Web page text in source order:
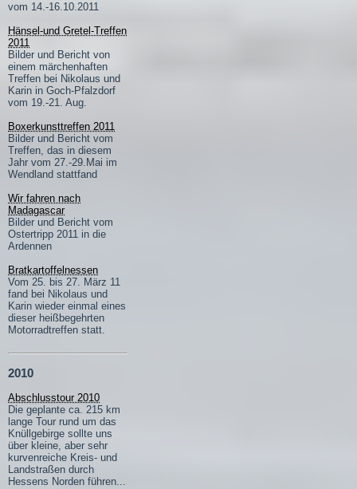
vom 14.-16.10.2011
Hänsel-und Gretel-Treffen
2011
Bilder und Bericht von
einem märchenhaften
Treffen bei Nikolaus und
Karin in Goch-Pfalzdorf
vom 19.-21. Aug.
Boxerkunsttreffen 2011
Bilder und Bericht vom
Treffen, das in diesem
Jahr vom 27.-29.Mai im
Wendland stattfand
Wir fahren nach
Madagascar
Bilder und Bericht vom
Ostertripp 2011 in die
Ardennen
Bratkartoffelnessen
Vom 25. bis 27. März 11
fand bei Nikolaus und
Karin wieder einmal eines
dieser heißbegehrten
Motorradtreffen statt.
2010
Abschlusstour 2010
Die geplante ca. 215 km
lange Tour rund um das
Knüllgebirge sollte uns
über kleine, aber sehr
kurvenreiche Kreis- und
Landstraßen durch
Hessens Norden führen...